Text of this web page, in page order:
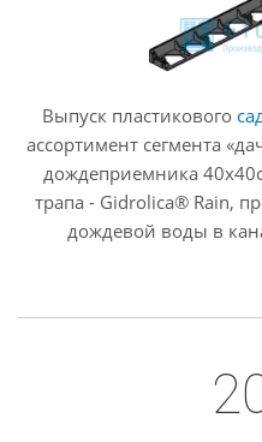
Выпуск пластикового
ассортимент сегмента
дождеприемника
трапа - Gidrolica® Rain,
дождевой воды в